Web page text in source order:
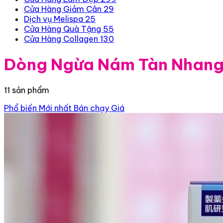
Cửa Hàng Giảm Cân 29
Dịch vụ Melispa 25
Cửa Hàng Quà Tặng 55
Cửa Hàng Collagen 130
Dòng Ngừa Nám Tàn
11 sản phẩm
Phổ biến Mới nhất Bán chạy Giá